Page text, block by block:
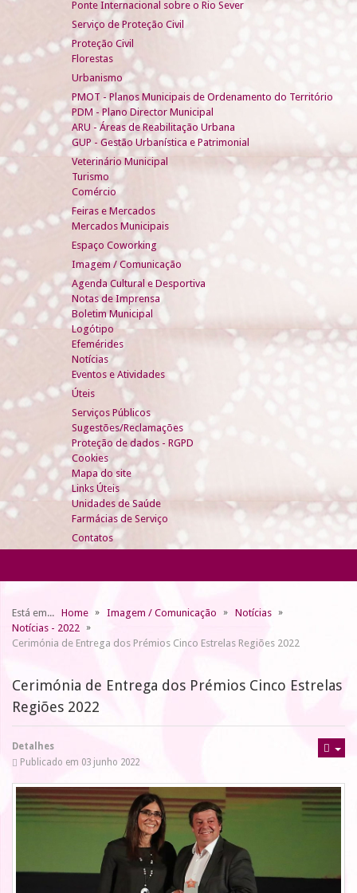
Ponte Internacional sobre o Rio Sever
Serviço de Proteção Civil
Proteção Civil
Florestas
Urbanismo
PMOT - Planos Municipais de Ordenamento do Território
PDM - Plano Director Municipal
ARU - Áreas de Reabilitação Urbana
GUP - Gestão Urbanística e Patrimonial
Veterinário Municipal
Turismo
Comércio
Feiras e Mercados
Mercados Municipais
Espaço Coworking
Imagem / Comunicação
Agenda Cultural e Desportiva
Notas de Imprensa
Boletim Municipal
Logótipo
Efemérides
Notícias
Eventos e Atividades
Úteis
Serviços Públicos
Sugestões/Reclamações
Proteção de dados - RGPD
Cookies
Mapa do site
Links Úteis
Unidades de Saúde
Farmácias de Serviço
Contatos
Está em... Home Imagem / Comunicação
Notícias
Notícias - 2022
Cerimónia de Entrega dos Prémios Cinco Estrelas Regiões 2022
Cerimónia de Entrega dos Prémios Cinco Estrelas
Regiões 2022
Detalhes
Publicado em 03 junho 2022